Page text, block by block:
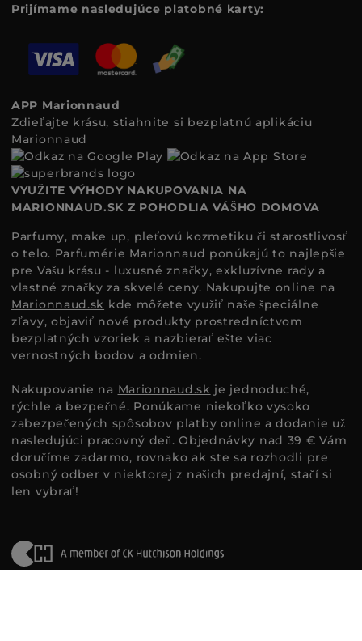
Prijímame nasledujúce platobné karty:
APP Marionnaud
Zdieľajte krásu, stiahnite si bezplatnú aplikáciu
Marionnaud
VYUŽITE VÝHODY NAKUPOVANIA NA
MARIONNAUD.SK Z POHODLIA VÁŠHO DOMOVA
Parfumy, make up, pleťovú kozmetiku či starostlivosť
o telo. Parfumérie Marionnaud ponúkajú to najlepšie
pre Vašu krásu - luxusné značky, exkluzívne rady a
vlastné značky za skvelé ceny. Nakupujte online na
Marionnaud.sk kde môžete využiť naše špeciálne
zľavy, objaviť nové produkty prostredníctvom
bezplatných vzoriek a nazbierať ešte viac
vernostných bodov a odmien.
Nakupovanie na Marionnaud.sk je jednoduché,
rýchle a bezpečné. Ponúkame niekoľko vysoko
zabezpečených spôsobov platby online a dodanie už
nasledujúci pracovný deň. Objednávky nad 39 € Vám
doručíme zadarmo, rovnako ak ste sa rozhodli pre
osobný odber v niektorej z našich predajní, stačí si
len vybrať!